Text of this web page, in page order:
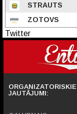
STRAUTS
ZOTOVS
Twitter
ORGANIZATORISKIE
JAUTĀJUMI: